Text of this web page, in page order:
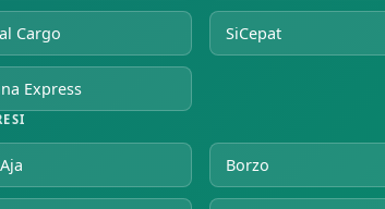
Cargo SiCepat
Express
Borzo